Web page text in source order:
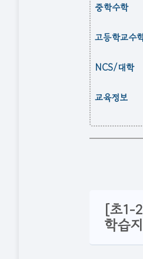
중학수학
고등학교수
NCS/대학
교육정보
[초1-
학습지